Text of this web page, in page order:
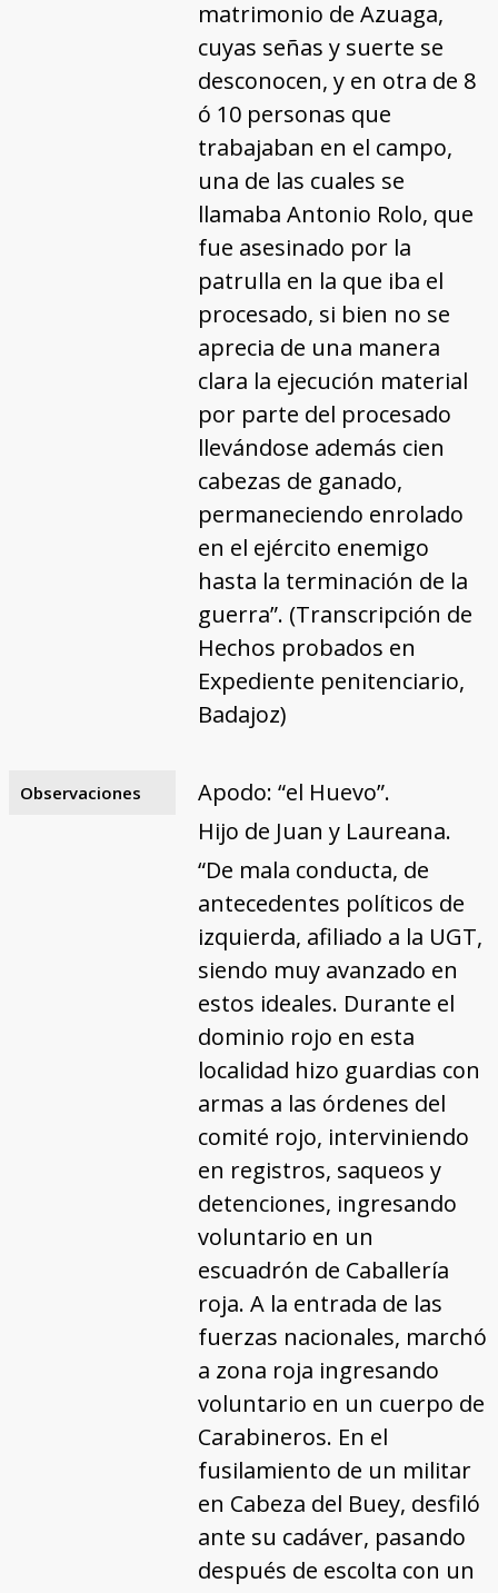
matrimonio de Azuaga,
cuyas señas y suerte se
desconocen, y en otra de 8
ó 10 personas que
trabajaban en el campo,
una de las cuales se
llamaba Antonio Rolo, que
fue asesinado por la
patrulla en la que iba el
procesado, si bien no se
aprecia de una manera
clara la ejecución material
por parte del procesado
llevándose además cien
cabezas de ganado,
permaneciendo enrolado
en el ejército enemigo
hasta la terminación de la
guerra”. (Transcripción de
Hechos probados en
Expediente penitenciario,
Badajoz)
Observaciones
Apodo: “el Huevo”.
Hijo de Juan y Laureana.
“De mala conducta, de
antecedentes políticos de
izquierda, afiliado a la UGT,
siendo muy avanzado en
estos ideales. Durante el
dominio rojo en esta
localidad hizo guardias con
armas a las órdenes del
comité rojo, interviniendo
en registros, saqueos y
detenciones, ingresando
voluntario en un
escuadrón de Caballería
roja. A la entrada de las
fuerzas nacionales, marchó
a zona roja ingresando
voluntario en un cuerpo de
Carabineros. En el
fusilamiento de un militar
en Cabeza del Buey, desfiló
ante su cadáver, pasando
después de escolta con un